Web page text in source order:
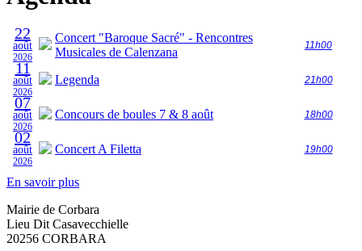
22
août
2026
Concert "Baroque Sacré" - Rencontres
Musicales de Calenzana
11h00
11
août
2026
Legenda 21h00
07
août
2026
Concours de boules 7 & 8 août 18h00
02
août
2026
Concert A Filetta 19h00
En savoir plus
Mairie de Corbara
Lieu Dit Casavecchielle
20256 CORBARA